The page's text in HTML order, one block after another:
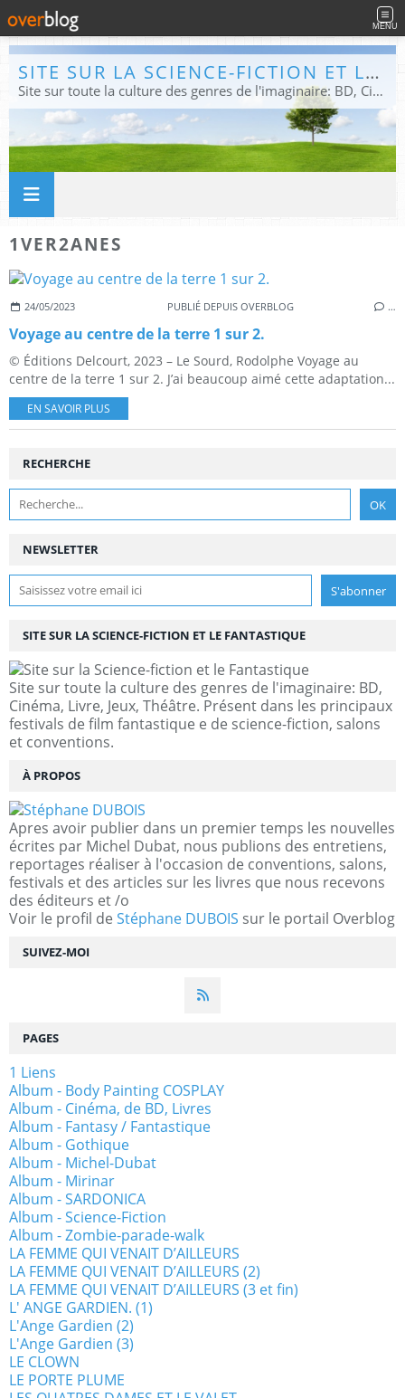
MENU
SITE SUR LA SCIENCE-FICTION ET LE FANTASTIQUE
Site sur toute la culture des genres de l'imaginaire: BD, Cinéma, Livre, Jeux, Théâtre. Présent dans les principaux festivals de film fantastique e de science-fiction, salons et conventions.
1VER2ANES
24/05/2023 PUBLIÉ DEPUIS OVERBLOG …
Voyage au centre de la terre 1 sur 2.
© Éditions Delcourt, 2023 – Le Sourd, Rodolphe Voyage au
centre de la terre 1 sur 2. J’ai beaucoup aimé cette adaptation...
EN SAVOIR PLUS
NEWSLETTER
SUIVEZ-MOI
RECHERCHE
SITE SUR LA SCIENCE-FICTION ET LE FANTASTIQUE
Site sur toute la culture des genres de l'imaginaire: BD,
Cinéma, Livre, Jeux, Théâtre. Présent dans les principaux
festivals de film fantastique e de science-fiction, salons
et conventions.
À PROPOS
Apres avoir publier dans un premier temps les nouvelles
écrites par Michel Dubat, nous publions des entretiens,
reportages réaliser à l'occasion de conventions, salons,
festivals et des articles sur les livres que nous recevons
des éditeurs et /o
Voir le profil de Stéphane DUBOIS sur le portail Overblog
PAGES
1 Liens
Album - Body Painting COSPLAY
Album - Cinéma, de BD, Livres
Album - Fantasy / Fantastique
Album - Gothique
Album - Michel-Dubat
Album - Mirinar
Album - SARDONICA
Album - Science-Fiction
Album - Zombie-parade-walk
LA FEMME QUI VENAIT D’AILLEURS
LA FEMME QUI VENAIT D’AILLEURS (2)
LA FEMME QUI VENAIT D’AILLEURS (3 et fin)
L' ANGE GARDIEN. (1)
L'Ange Gardien (2)
L'Ange Gardien (3)
LE CLOWN
LE PORTE PLUME